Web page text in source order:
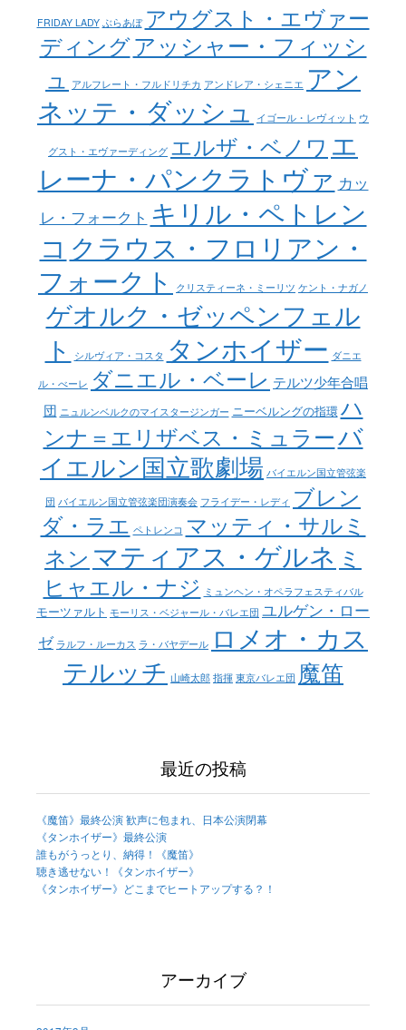
FRIDAY LADY ぶらあぼ アウグスト・エヴァー
ディングアッシャー・フィッシ
ュ アルフレート・フルドリチカ アンドレア・シェニエ アン
ネッテ・ダッシュ イゴール・レヴィット ウ
グスト・エヴァーディング エルザ・ベノワ エ
レーナ・パンクラトヴァ カッ
レ・フォークト キリル・ペトレン
コ クラウス・フロリアン・
フォークト
クリスティーネ・ミーリツ ケント・ナガノ
ゲオルク・ゼッペンフェル
ト
シルヴィア・コスタ タンホイザー ダニエ
ル・べーレ ダニエル・ベーレ テルツ少年合唱
団 ニュルンベルクのマイスタージンガー ニーベルングの指環ハ
ンナ＝エリザベス・ミュラーバ
イエルン国立歌劇場 バイエルン国立管弦楽
団 バイエルン国立管弦楽団演奏会 フライデー・レディ ブレン
ダ・ラエ ペトレンコ マッティ・サルミ
ネン マティアス・ゲルネ ミ
ヒャエル・ナジ ミュンヘン・オペラフェスティバル
モーツァルト モーリス・ベジャール・バレエ団 ユルゲン・ロー
ゼ ラルフ・ルーカス ラ・バヤデール ロメオ・カス
テルッチ 山崎太郎 指揮 東京バレエ団 魔笛
最近の投稿
《魔笛》最終公演 歓声に包まれ、日本公演閉幕
《タンホイザー》最終公演
誰もがうっとり、納得！《魔笛》
聴き逃せない！《タンホイザー》
《タンホイザー》どこまでヒートアップする？！
アーカイブ